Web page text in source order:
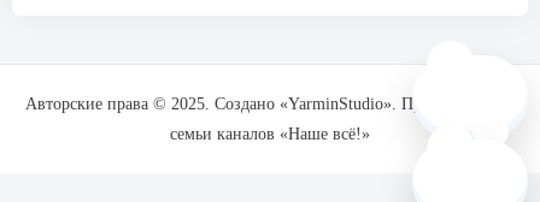
Авторские права © 2025. Создано «YarminStudio». При поддержке
семьи каналов «Наше всё!»